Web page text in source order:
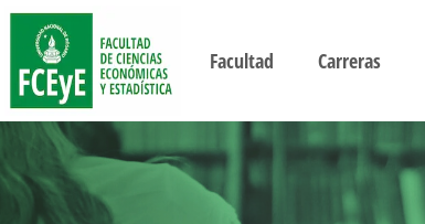
Facultad Carreras